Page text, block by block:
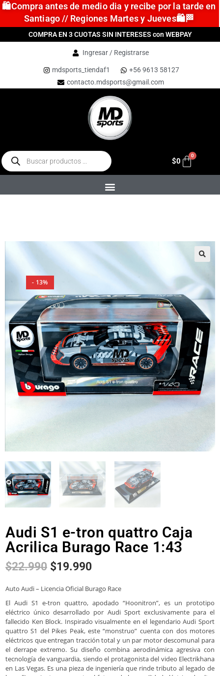
🛍️Compra antes de medio dia y recibe por la tarde en
Santiago // Regiones Martes y Jueves🛍️🏁
COMPRA EN 3 CUOTAS SIN INTERESES con WEBPAY
Ingresar / Registrarse
mdsports_tiendaf1
+56 9613 58127
contacto.mdsports@gmail.com
$0
- 13%
Audi S1 e-tron quattro Caja
Acrilica Burago Race 1:43
$22.990 $19.990
Auto Audi – Licencia Oficial Burago Race
El Audi S1 e-tron quattro, apodado “Hoonitron”, es un prototipo
eléctrico único desarrollado por Audi Sport exclusivamente para el
fallecido Ken Block. Inspirado visualmente en el legendario Audi Sport
quattro S1 del Pikes Peak, este “monstruo” cuenta con dos motores
eléctricos que entregan tracción total y un par motor descomunal para
el derrape extremo. Su diseño combina aerodinámica agresiva con
tecnología de vanguardia, siendo el protagonista del video Electrikhana
en Las Vegas. Es una pieza de ingeniería que rinde tributo al legado de